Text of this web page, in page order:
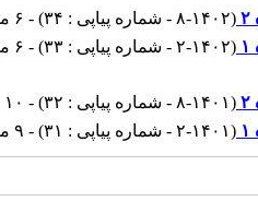
(۸-۱۴۰۲ - شماره پیاپی : ۳۴
) - ۶ مقاله
(۲-۱۴۰۲ - شماره پیاپی : ۳۳
) - ۶ مقاله
(۸-۱۴۰۱ - شماره پیاپی : ۳۲
) - ۱۰ مقاله
(۲-۱۴۰۱ - شماره پیاپی : ۳۱ ) - ۹ مقاله